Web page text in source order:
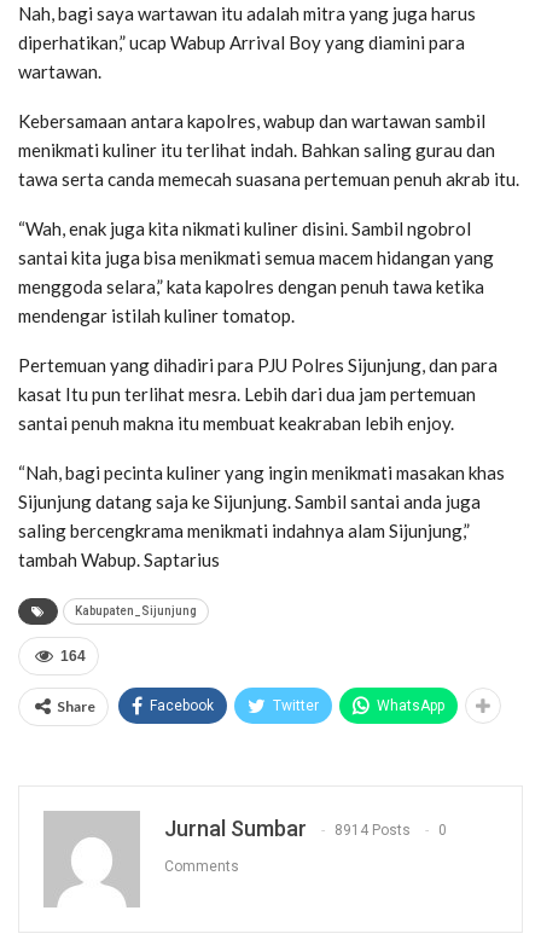
Nah, bagi saya wartawan itu adalah mitra yang juga harus
diperhatikan,” ucap Wabup Arrival Boy yang diamini para
wartawan.
Kebersamaan antara kapolres, wabup dan wartawan sambil
menikmati kuliner itu terlihat indah. Bahkan saling gurau dan
tawa serta canda memecah suasana pertemuan penuh akrab itu.
“Wah, enak juga kita nikmati kuliner disini. Sambil ngobrol
santai kita juga bisa menikmati semua macem hidangan yang
menggoda selara,” kata kapolres dengan penuh tawa ketika
mendengar istilah kuliner tomatop.
Pertemuan yang dihadiri para PJU Polres Sijunjung, dan para
kasat Itu pun terlihat mesra. Lebih dari dua jam pertemuan
santai penuh makna itu membuat keakraban lebih enjoy.
“Nah, bagi pecinta kuliner yang ingin menikmati masakan khas
Sijunjung datang saja ke Sijunjung. Sambil santai anda juga
saling bercengkrama menikmati indahnya alam Sijunjung,”
tambah Wabup. Saptarius
Kabupaten_Sijunjung
164
Share Facebook Twitter WhatsApp
Jurnal Sumbar 8914 Posts 0
Comments